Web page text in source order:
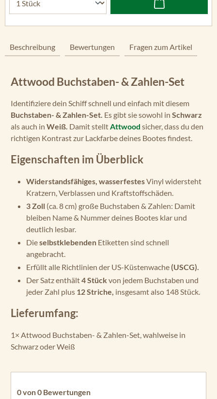
Beschreibung Bewertungen Fragen zum Artikel
Attwood Buchstaben- & Zahlen-Set
Identifiziere dein Schiff schnell und einfach mit diesem
Buchstaben- & Zahlen-Set. Es gibt sie sowohl in Schwarz
als auch in Weiß. Damit stelltAttwood sicher, dass du den
richtigen Kontrast zur Lackfarbe deines Bootes findest.
Eigenschaften im Überblick
Widerstandsfähiges, wasserfestesVinyl widersteht
Kratzern, Verblassen und Kraftstoffschäden.
3 Zoll (ca. 8 cm) große Buchstaben & Zahlen: Damit
bleiben Name & Nummer deines Bootes klar und
deutlich lesbar.
Dieselbstklebenden Etiketten sind schnell
angebracht.
Erfüllt alle Richtlinien der US-Küstenwache (USCG).
Der Satz enthält4 Stückvon jedem Buchstaben und
jeder Zahl plus 12 Striche, insgesamt also 148 Stück.
Lieferumfang:
1× Attwood Buchstaben- & Zahlen-Set, wahlweise in
Schwarz oder Weiß
0 von 0 Bewertungen